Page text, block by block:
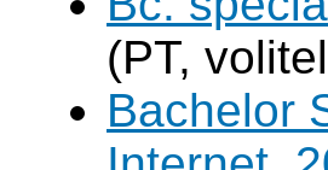
(PT,
Bachelor